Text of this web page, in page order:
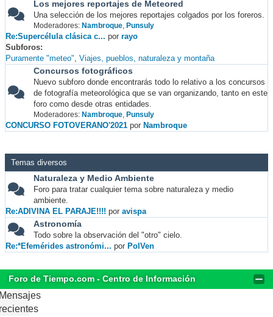
Los mejores reportajes de Meteored
Una selección de los mejores reportajes colgados por los foreros.
Moderadores: Nambroque, Punsuly
Re:Supercélula clásica c... por rayo
Subforos
Puramente "meteo" Viajes, pueblos, naturaleza y montaña
Concursos fotográficos
Nuevo subforo donde encontrarás todo lo relativo a los concursos
de fotografía meteorológica que se van organizando, tanto en este
foro como desde otras entidades.
Moderadores: Nambroque, Punsuly
CONCURSO FOTOVERANO'2021 por Nambroque
Temas diversos
Naturaleza y Medio Ambiente
Foro para tratar cualquier tema sobre naturaleza y medio
ambiente.
Re:ADIVINA EL PARAJE!!!! por avispa
Astronomía
Todo sobre la observación del "otro" cielo.
Re:*Efemérides astronómi... por PolVen
Foro de Tiempo.com - Centro de Información